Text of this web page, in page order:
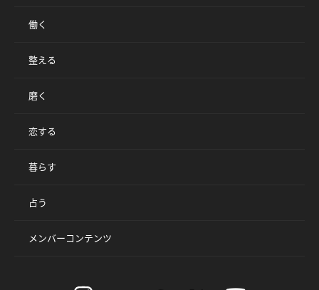
働く
整える
磨く
恋する
暮らす
占う
メンバーコンテンツ